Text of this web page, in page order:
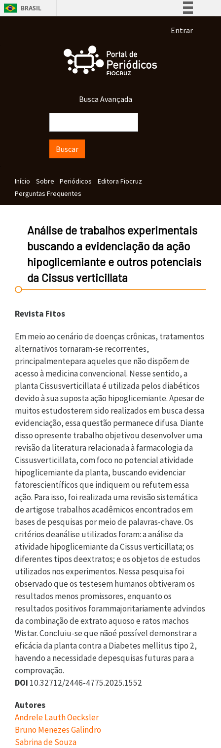
Pular para o conteúdo principal
BRASIL
Participe
Acesso à informação
Menu de
Entrar
Busca Avançada
Navegação principal
Início Sobre Periódicos
Editora Fiocruz
Perguntas Frequentes
Análise de trabalhos experimentais
buscando a evidenciação da ação
hipoglicemiante e outros potenciais
da Cissus verticillata
Revista Fitos
Em meio ao cenário de doenças crônicas, tratamentos
alternativos tornaram-se recorrentes,
principalmentepara aqueles que não dispõem de
acesso à medicina convencional. Nesse sentido, a
planta Cissusverticillata é utilizada pelos diabéticos
devido à sua suposta ação hipoglicemiante. Apesar de
muitos estudosterem sido realizados em busca dessa
evidenciação, essa questão permanece difusa. Diante
disso opresente trabalho objetivou desenvolver uma
revisão da literatura relacionada à farmacologia da
Cissusverticillata, com foco no potencial atividade
hipoglicemiante da planta, buscando evidenciar
fatorescientíficos que indiquem ou refutem essa
ação. Para isso, foi realizada uma revisão sistemática
de artigose trabalhos acadêmicos encontrados em
bases de pesquisas por meio de palavras-chave. Os
critérios deanálise utilizados foram: a análise da
atividade hipoglicemiante da Cissus verticillata; os
diferentes tipos deextratos; e os objetos de estudos
utilizados nos experimentos. Nessa pesquisa foi
observado que os testesem humanos obtiveram os
resultados menos promissores, enquanto os
resultados positivos forammajoritariamente advindos
da combinação de extrato aquoso e ratos machos
Wistar. Concluiu-se que nãoé possível demonstrar a
eficácia da planta contra a Diabetes mellitus tipo 2,
havendo a necessidade depesquisas futuras para a
comprovação.
DOI 10.32712/2446-4775.2025.1552
Autores
Andrele Lauth Oecksler
Bruno Menezes Galindro
Sabrina de Souza